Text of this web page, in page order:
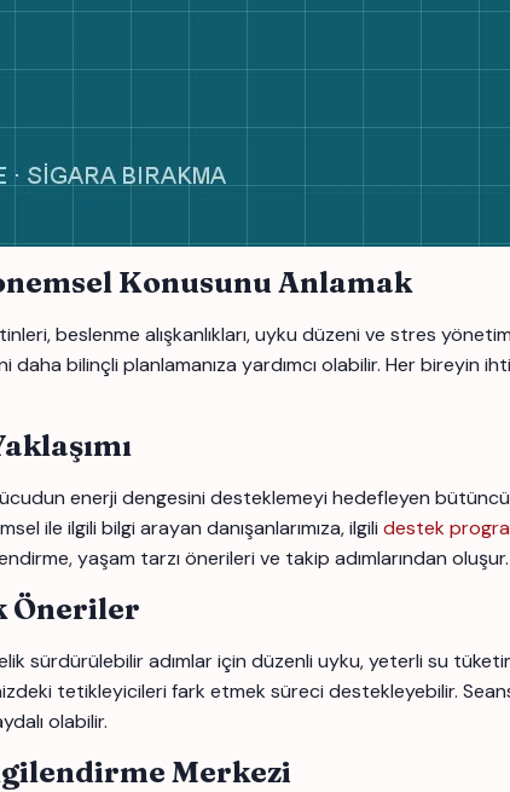
Konusunu Anlamak
beslenme alışkanlıkları, uyku düzeni ve stres
bilinçli planlamanıza yardımcı olabilir. Her bireyin
enerji dengesini desteklemeyi hedefleyen bütüncül
ile ilgili bilgi arayan danışanlarımıza, ilgili destek
yaşam tarzı önerileri ve takip adımlarından oluşur.
Öneriler
adımlar için düzenli uyku, yeterli su
tetikleyicileri fark etmek süreci destekleyebilir. Seans
olabilir.
Merkezi